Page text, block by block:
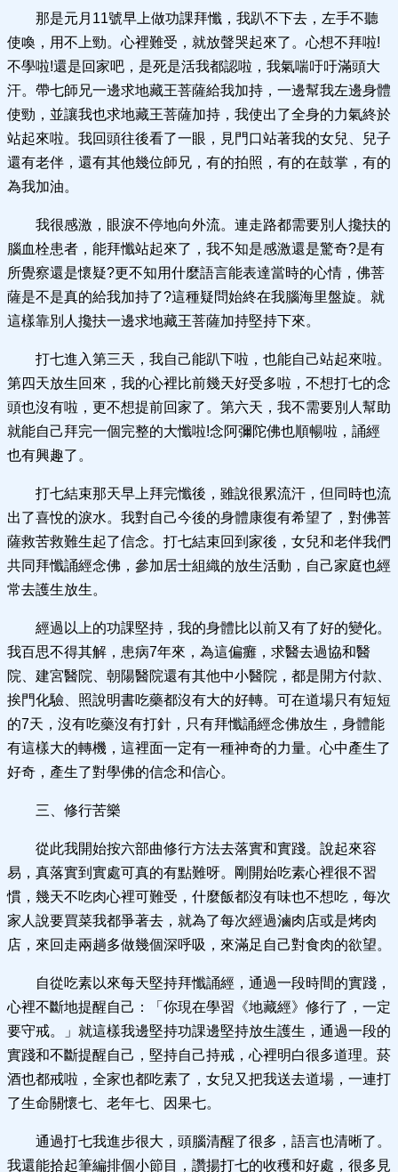
那是元月11號早上做功課拜懺，我趴不下去，左手不聽
使喚，用不上勁。心裡難受，就放聲哭起來了。心想不拜啦!
不學啦!還是回家吧，是死是活我都認啦，我氣喘吁吁滿頭大
汗。帶七師兄一邊求地藏王菩薩給我加持，一邊幫我左邊身體
使勁，並讓我也求地藏王菩薩加持，我使出了全身的力氣終於
站起來啦。我回頭往後看了一眼，見門口站著我的女兒、兒子
還有老伴，還有其他幾位師兄，有的拍照，有的在鼓掌，有的
為我加油。
我很感激，眼淚不停地向外流。連走路都需要別人攙扶的
腦血栓患者，能拜懺站起來了，我不知是感激還是驚奇?是有
所覺察還是懷疑?更不知用什麼語言能表達當時的心情，佛菩
薩是不是真的給我加持了?這種疑問始終在我腦海里盤旋。就
這樣靠別人攙扶一邊求地藏王菩薩加持堅持下來。
打七進入第三天，我自己能趴下啦，也能自己站起來啦。
第四天放生回來，我的心裡比前幾天好受多啦，不想打七的念
頭也沒有啦，更不想提前回家了。第六天，我不需要別人幫助
就能自己拜完一個完整的大懺啦!念阿彌陀佛也順暢啦，誦經
也有興趣了。
打七結束那天早上拜完懺後，雖說很累流汗，但同時也流
出了喜悅的淚水。我對自己今後的身體康復有希望了，對佛菩
薩救苦救難生起了信念。打七結束回到家後，女兒和老伴我們
共同拜懺誦經念佛，參加居士組織的放生活動，自己家庭也經
常去護生放生。
經過以上的功課堅持，我的身體比以前又有了好的變化。
我百思不得其解，患病7年來，為這偏癱，求醫去過協和醫
院、建宮醫院、朝陽醫院還有其他中小醫院，都是開方付款、
挨門化驗、照說明書吃藥都沒有大的好轉。可在道場只有短短
的7天，沒有吃藥沒有打針，只有拜懺誦經念佛放生，身體能
有這樣大的轉機，這裡面一定有一種神奇的力量。心中產生了
好奇，產生了對學佛的信念和信心。
三、修行苦樂
從此我開始按六部曲修行方法去落實和實踐。說起來容
易，真落實到實處可真的有點難呀。剛開始吃素心裡很不習
慣，幾天不吃肉心裡可難受，什麼飯都沒有味也不想吃，每次
家人說要買菜我都爭著去，就為了每次經過滷肉店或是烤肉
店，來回走兩趟多做幾個深呼吸，來滿足自己對食肉的欲望。
自從吃素以來每天堅持拜懺誦經，通過一段時間的實踐，
心裡不斷地提醒自己：「你現在學習《地藏經》修行了，一定
要守戒。」就這樣我邊堅持功課邊堅持放生護生，通過一段的
實踐和不斷提醒自己，堅持自己持戒，心裡明白很多道理。菸
酒也都戒啦，全家也都吃素了，女兒又把我送去道場，一連打
了生命關懷七、老年七、因果七。
通過打七我進步很大，頭腦清醒了很多，語言也清晰了。
我還能拾起筆編排個小節目，讚揚打七的收穫和好處，很多見